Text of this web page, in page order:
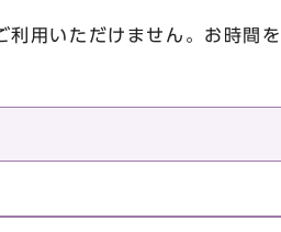
用いただけません。お時間を